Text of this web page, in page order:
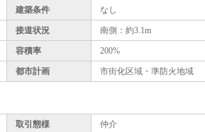
建築条件 なし
接道状況 南側：約3.1m
容積率 200%
都市計画 市街化区域・準防火地域
取引態様 仲介